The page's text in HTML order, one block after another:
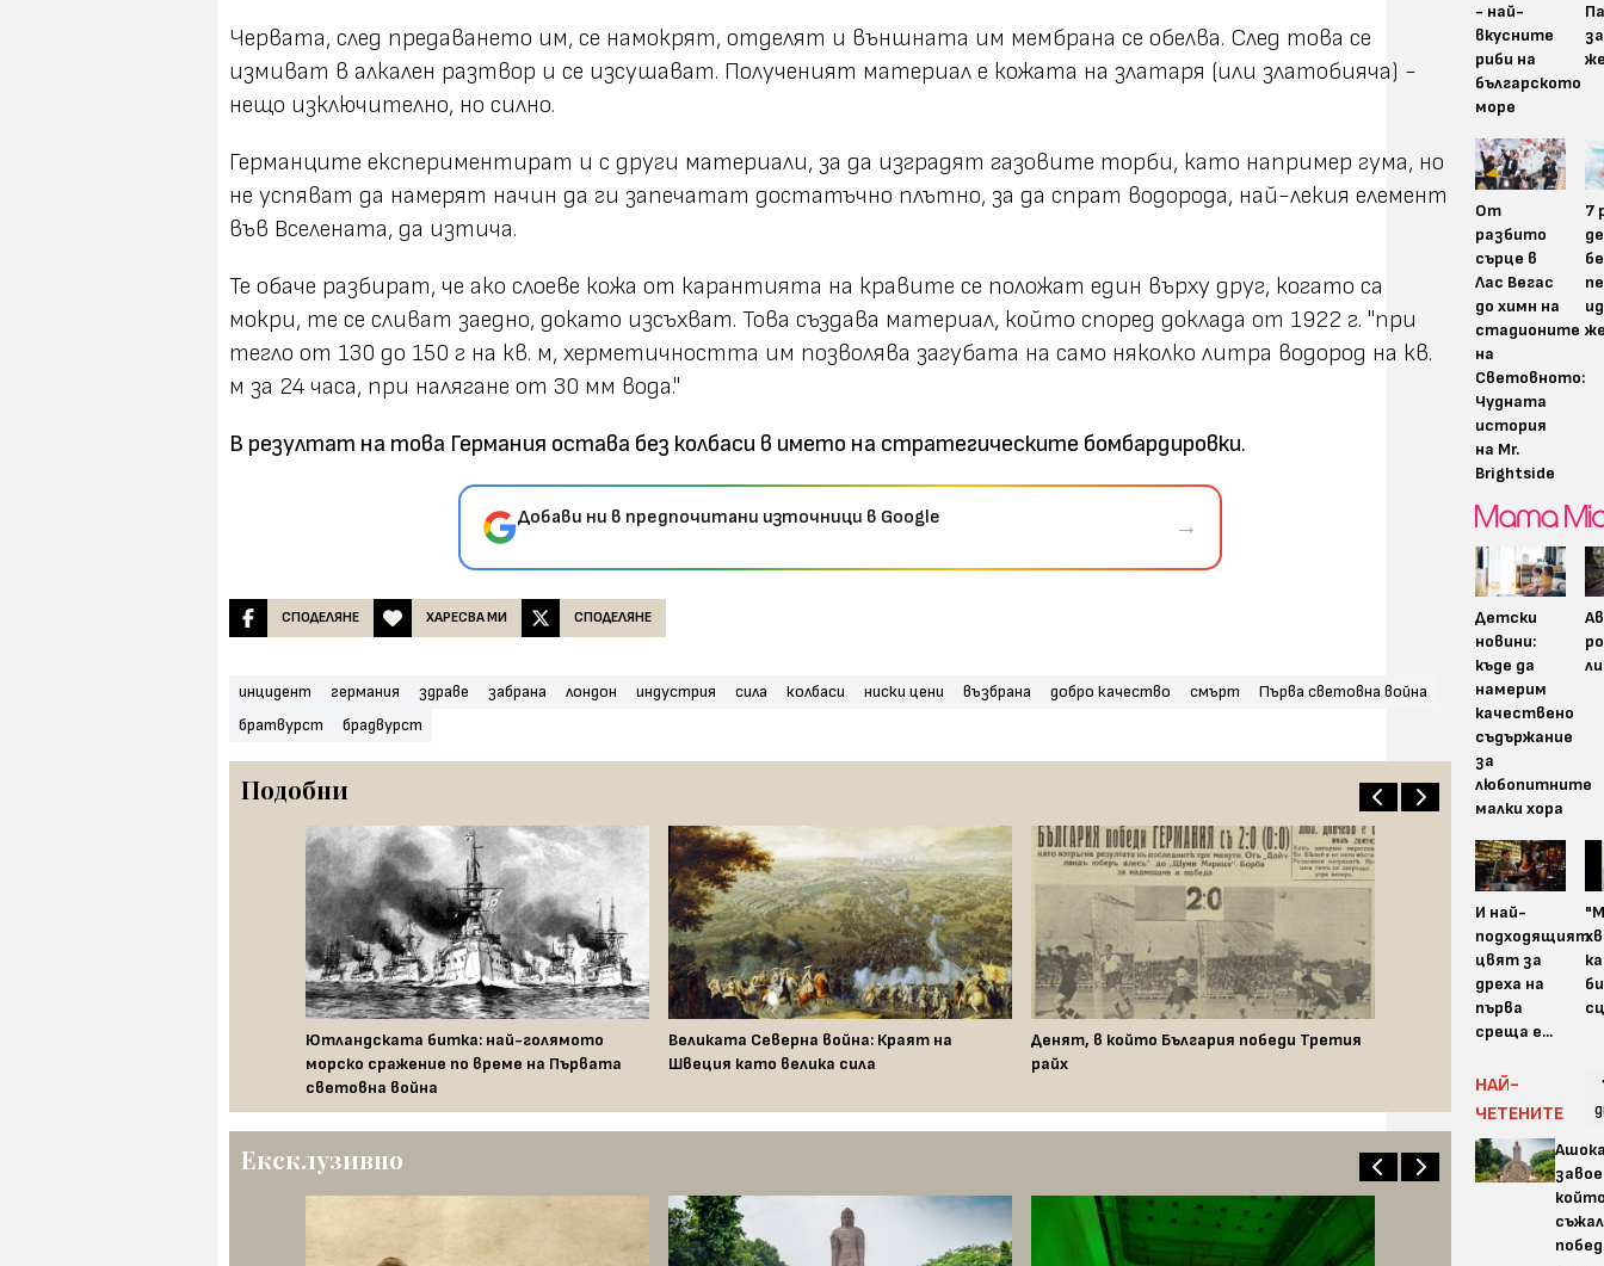
Червата, след предаването им, се намокрят, отделят и външната им мембрана се обелва. След това се
измиват в алкален разтвор и се изсушават. Полученият материал е кожата на златаря (или златобияча) -
нещо изключително, но силно.
Германците експериментират и с други материали, за да изградят газовите торби, като например гума, но
не успяват да намерят начин да ги запечатат достатъчно плътно, за да спрат водорода, най-лекия елемент
във Вселената, да изтича.
Те обаче разбират, че ако слоеве кожа от карантията на кравите се положат един върху друг, когато са
мокри, те се сливат заедно, докато изсъхват. Това създава материал, който според доклада от 1922 г. "при
тегло от 130 до 150 г на кв. м, херметичността им позволява загубата на само няколко литра водород на кв.
м за 24 часа, при налягане от 30 мм вода."
В резултат на това Германия остава без колбаси в името на стратегическите бомбардировки.
Добави ни в предпочитани източници в Google →
СПОДЕЛЯНЕ ХАРЕСВА МИ СПОДЕЛЯНЕ
инцидент германия здраве забрана лондон индустрия сила колбаси ниски цени възбрана добро качество смърт
Първа световна война
братвурст
брадвурст
Подобни
Ютландската битка: най-голямото
морско сражение по време на Първата
световна война
Великата Северна война: Краят на
Швеция като велика сила
Денят, в който България победи Третия
райх
Ексклузивно
- най-
вкусните
риби на
българското
море
От
разбито
сърце в
Лас Вегас
до химн на
стадионите
на
Световното:
Чудната
история
на Mr.
Brightside
7
Детски
новини:
къде да
намерим
качествено
съдържание
за
любопитните
малки хора
И най-
подходящият
цвят за
дреха на
първа
среща е...
НАЙ-
ЧЕТЕНИТЕ